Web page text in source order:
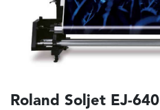
Roland Soljet EJ-640